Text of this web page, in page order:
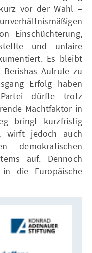
vor der Wahl –
Einschüchterung,
und unfaire
Es bleibt
Aufrufe zu
Erfolg haben
dürfte trotz
Machtfaktor in
bringt kurzfristig
wirft jedoch auch
demokratischen
auf. Dennoch
die Europäische